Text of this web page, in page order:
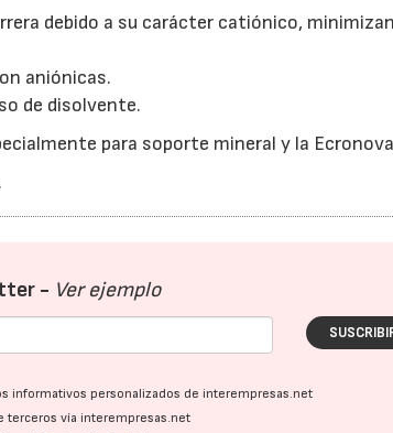
debido a su carácter catiónico,
aniónicas.
de disolvente.
para soporte mineral y la
.
- Ver ejemplo
informativos personalizados de interempresas.net
terceros vía interempresas.net